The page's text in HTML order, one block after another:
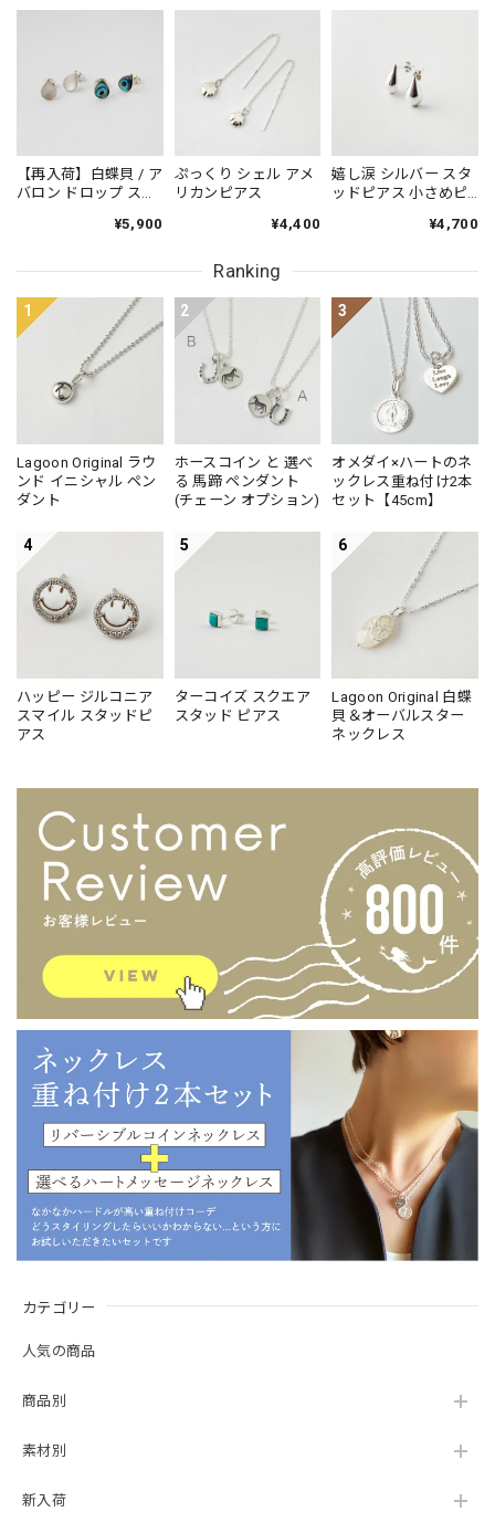
カテゴリー
人気の商品
商品別
素材別
新入荷
【再入荷】白蝶貝 / ア
バロン ドロップ スタ
アス プチピアス¥5,900
ぷっくり シェル アメ
リカンピアス
¥4,400
嬉し涙 シルバー スタ
ッドピアス 小さめピ
¥4,700
Ranking
1
Lagoon Original ラウ
ンド イニシャル ペン
ダント
2
ホースコイン と 選べ
る 馬蹄 ペンダント
(チェーン オプション)
3
オメダイ×ハートのネ
ックレス重ね付け2本
セット【45cm】
4
ハッピー ジルコニア
スマイル スタッドピ
アス
5
ターコイズ スクエア
スタッド ピアス
6
Lagoon Original 白蝶
貝＆オーバルスター
ネックレス